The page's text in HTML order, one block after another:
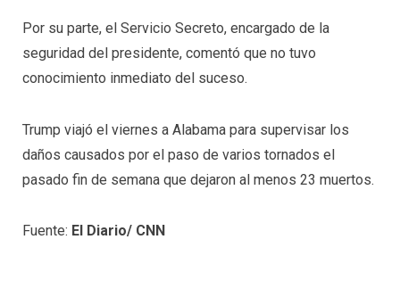
Por su parte, el Servicio Secreto, encargado de la
seguridad del presidente, comentó que no tuvo
conocimiento inmediato del suceso.
Trump viajó el viernes a Alabama para supervisar los
daños causados por el paso de varios tornados el
pasado fin de semana que dejaron al menos 23 muertos.
Fuente: El Diario/ CNN